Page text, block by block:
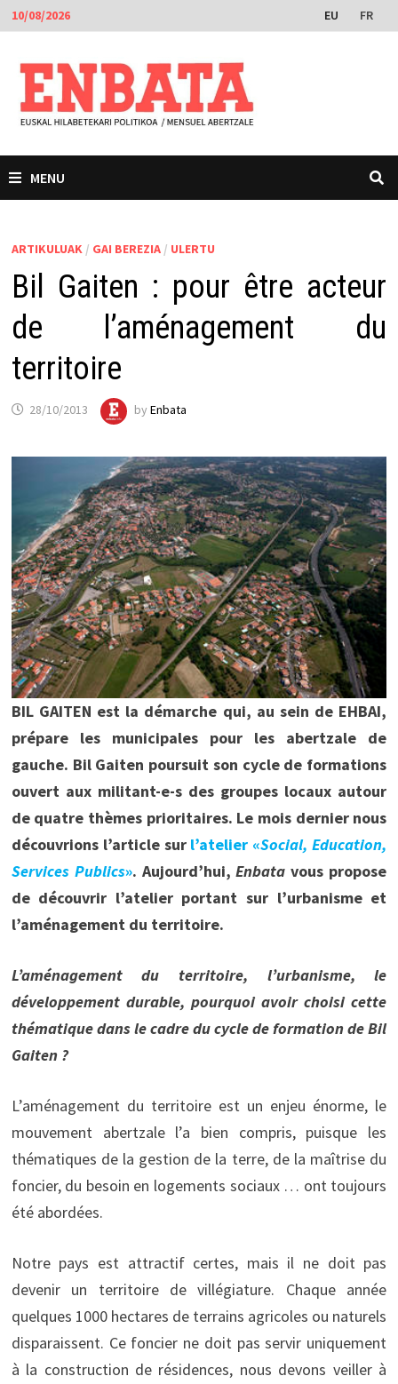
Skip
to
content
10/08/2026 EU FR
MENU
ARTIKULUAK / GAI BEREZIA/ ULERTU
Bil Gaiten : pour être acteur
de l’aménagement du
territoire
28/10/2013 by Enbata
BIL GAITEN est la démarche qui, au sein de EHBAI,
prépare les municipales pour les abertzale de
gauche. Bil Gaiten poursuit son cycle de formations
ouvert aux militant-e-s des groupes locaux autour
de quatre thèmes prioritaires. Le mois dernier nous
découvrions l’article sur l’atelier «Social, Education,
Services Publics». Aujourd’hui,Enbata vous propose
de découvrir l’atelier portant sur l’urbanisme et
l’aménagement du territoire.
L’aménagement du territoire, l’urbanisme, le
développement durable, pourquoi avoir choisi cette
thématique dans le cadre du cycle de formation de Bil
Gaiten ?
L’aménagement du territoire est un enjeu énorme, le
mouvement abertzale l’a bien compris, puisque les
thématiques de la gestion de la terre, de la maîtrise du
foncier, du besoin en logements sociaux … ont toujours
été abordées.
Notre pays est attractif certes, mais il ne doit pas
devenir un territoire de villégiature. Chaque année
quelques 1000 hectares de terrains agricoles ou naturels
disparaissent. Ce foncier ne doit pas servir uniquement
à la construction de résidences, nous devons veiller à